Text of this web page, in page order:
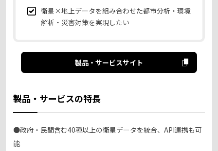
衛星×地上データを組み合わせた都市分析・環境
解析・災害対策を実現したい
製品・サービスサイト
製品・サービスの特長
●政府・民間含む40種以上の衛星データを統合、API連携も可
能